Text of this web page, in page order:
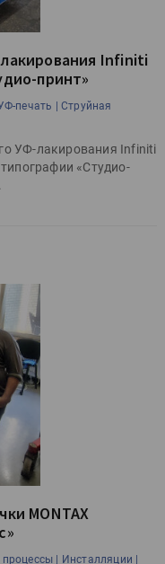
Infiniti
принт»
печать |
Струйная
УФ-лакирования Infiniti
«Студио-
MONTAX
| Инсталляции |